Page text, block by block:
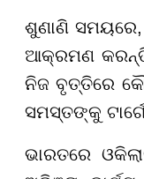
ଶୁଣାଣି
ଆକ୍ରମଣ କରନ୍ତି
ନିଜ ବୃତ୍ତିରେ
ସମସ୍ତଙ୍କୁ
ଭାରତରେ